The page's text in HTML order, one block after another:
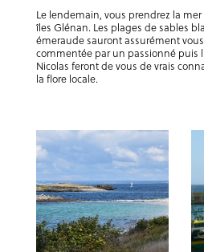
Le lendemain, vous prendrez la
îles Glénan. Les plages de sables
émeraude sauront assurément
commentée par un passionné puis
Nicolas feront de vous de vrais
la flore locale.